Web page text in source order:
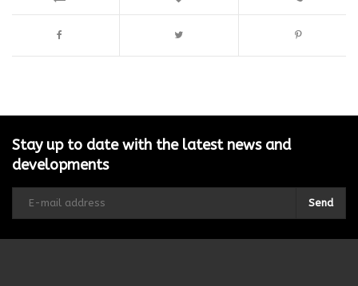
Stay up to date with the latest news and
developments
Send